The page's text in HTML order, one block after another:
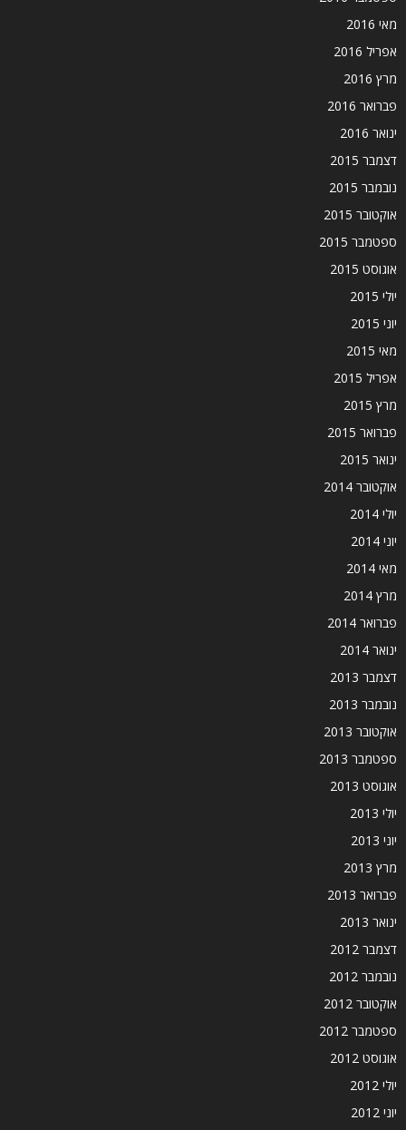
מאי 2016
אפריל 2016
מרץ 2016
פברואר 2016
ינואר 2016
דצמבר 2015
נובמבר 2015
אוקטובר 2015
ספטמבר 2015
אוגוסט 2015
יולי 2015
יוני 2015
מאי 2015
אפריל 2015
מרץ 2015
פברואר 2015
ינואר 2015
אוקטובר 2014
יולי 2014
יוני 2014
מאי 2014
מרץ 2014
פברואר 2014
ינואר 2014
דצמבר 2013
נובמבר 2013
אוקטובר 2013
ספטמבר 2013
אוגוסט 2013
יולי 2013
יוני 2013
מרץ 2013
פברואר 2013
ינואר 2013
דצמבר 2012
נובמבר 2012
אוקטובר 2012
ספטמבר 2012
אוגוסט 2012
יולי 2012
יוני 2012